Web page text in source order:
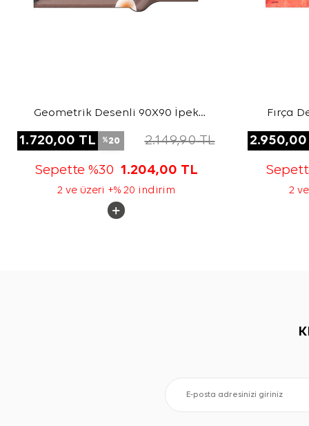
Geometrik Desenli 90X90 İpek
1.720,00 TL %20 2.149,90TL
Sepette %30 1.204,00 TL
2 ve üzeri +% 20 indirim
Fırça
2.950,00
2